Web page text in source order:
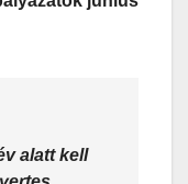
alatt kell